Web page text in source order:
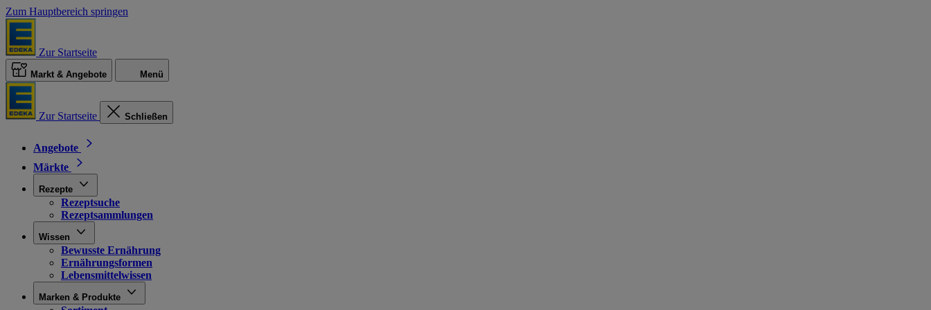
Zum Hauptbereich springen
Zur Startseite
Markt & Angebote Menü
Zur Startseite Schließen
Angebote
Märkte
Rezepte
Rezeptsuche
Rezeptsammlungen
Wissen
Bewusste Ernährung
Ernährungsformen
Lebensmittelwissen
Marken & Produkte